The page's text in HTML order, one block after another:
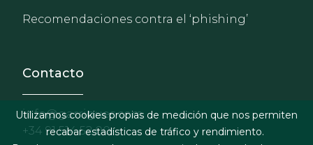
Recomendaciones contra el ‘phishing’
Contacto
info@garrigues.com
+34 91 514 52 00
Utilizamos cookies propias de medición que nos permiten
recabar estadísticas de tráfico y rendimiento.